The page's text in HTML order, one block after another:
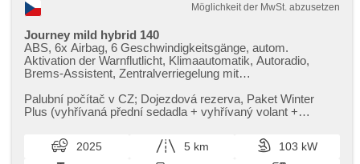
Möglichkeit der MwSt. abzusetzen
Journey mild hybrid 140
ABS, 6x Airbag, 6 Geschwindigkeitsgänge, autom.
Aktivation der Warnflutlicht, Klimaautomatik, Autoradio,
Brems-Assistent, Zentralverriegelung mit
Beifahrerairbagdeaktivierung, Teilbare Rücksitzbank, täglich
Leuchten, El. Vorderscheiben, El. Seitenscheiben, El.
Kofferraums, El. Spiegel, Blind Spot Anzeige,
Wegfahrsperre, Alufelgen, Handgetriebe, Nebelscheinwerfer,
Palubní počítač v CZ;​ Dojezdová rezerva,​ Paket Winter
Plus (vyhřívaná přední sedadla ​+ vyhřívaný volant ​+
2025 5 km
103 kW